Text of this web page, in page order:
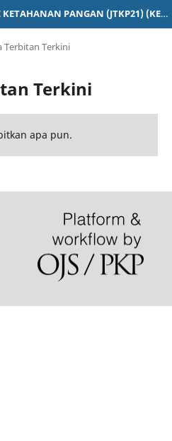
JURNAL TRANSFORMASI KETAHANAN PANGAN (JTKP21) (KEHUTANAN PERTANIAN PETERNAKAN DAN KELAUATAN)
Terbitan Terkini
Terkini
apa pun.